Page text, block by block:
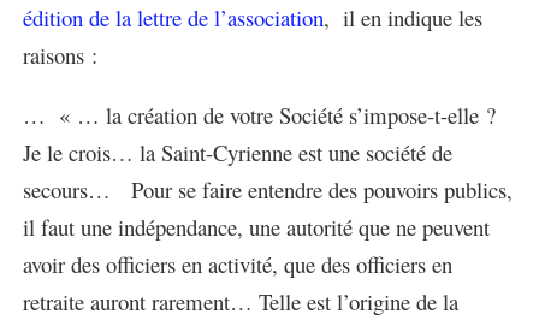
édition de la lettre de l’association, il en indique les
raisons :
… « … la création de votre Société s’impose-t-elle ?
Je le crois… la Saint-Cyrienne est une société de
secours… Pour se faire entendre des pouvoirs publics,
il faut une indépendance, une autorité que ne peuvent
avoir des officiers en activité, que des officiers en
retraite auront rarement… Telle est l’origine de la